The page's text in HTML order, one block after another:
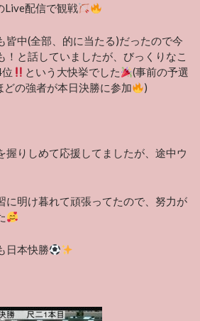
Live配信で観戦
皆中(全部、的に当たる)だったので今
！と話していましたが、びっくりなこ
という大快挙でした
(事前の予選
の強者が本日決勝に参加
)
握りしめて応援してましたが、途中ウ
に明け暮れて頑張ってたので、努力が
日本快勝